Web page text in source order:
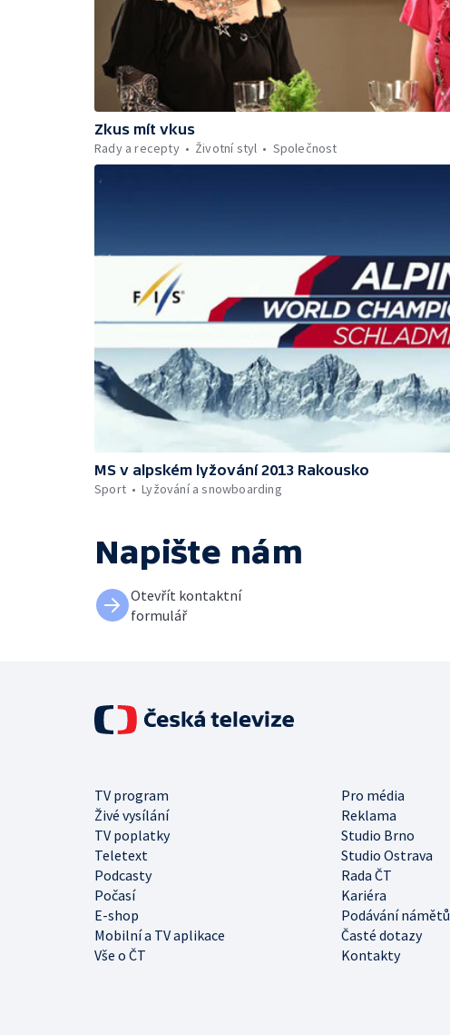
Zkus mít vkus
Rady a recepty
Životní styl Společnost
MS v alpském lyžování 2013 Rakousko
Sport
Lyžování a snowboarding
Napište nám
Otevřít kontaktní
formulář
TV program
Pro média
Živé vysílání
Reklama
TV poplatky
Studio Brno
Teletext
Studio Ostrava
Podcasty
Rada ČT
Počasí
Kariéra
E-shop
Podávání námětů
Mobilní a TV aplikace
Časté dotazy
Vše o ČT
Kontakty